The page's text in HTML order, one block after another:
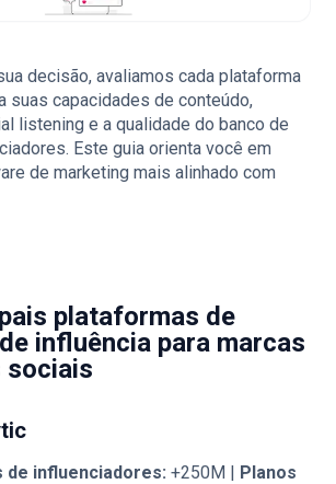
decisão, avaliamos cada plataforma
suas capacidades de conteúdo,
listening e a qualidade do banco de
Este guia orienta você em
de marketing mais alinhado com
plataformas de
influência para marcas
sociais
de influenciadores: +250M | Planos